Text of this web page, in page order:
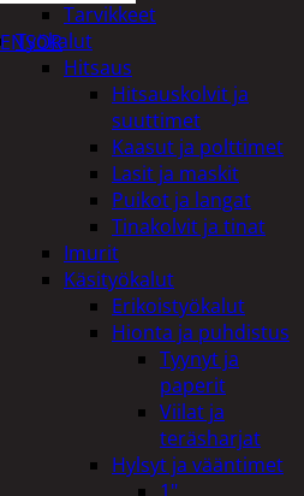
Tarvikkeet
Työkalut
Hitsaus
Hitsauskolvit ja
suuttimet
Kaasut ja polttimet
Lasit ja maskit
Puikot ja langat
Tinakolvit ja tinat
Imurit
Käsityökalut
Erikoistyökalut
Hionta ja puhdistus
Tyynyt ja
paperit
Viilat ja
teräsharjat
Hylsyt ja vääntimet